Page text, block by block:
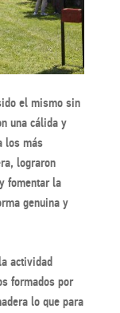
el mismo sin
una cálida y
los más
lograron
fomentar la
genuina y
actividad
formados por
lo que para